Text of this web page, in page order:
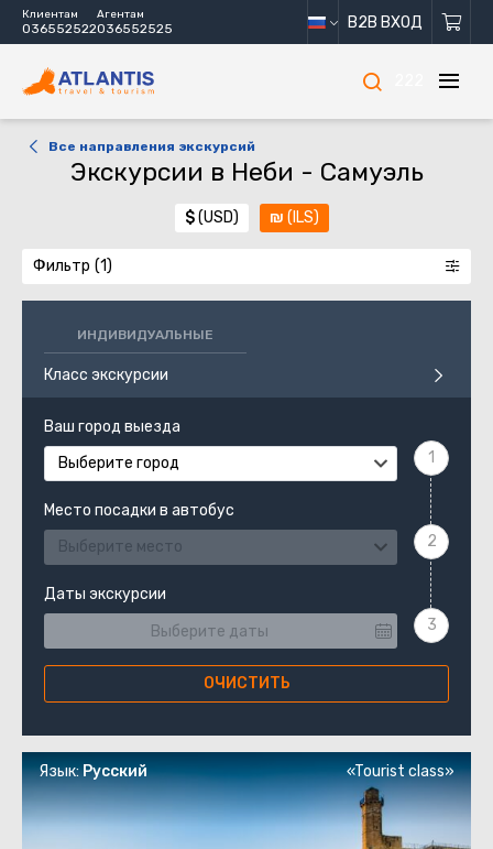
Клиентам
036552522
Агентам
036552525 B2B ВХОД
Все направления экскурсий
Экскурсии в Неби - Самуэль
$(USD) ₪ (ILS)
Фильтр
ИНДИВИДУАЛЬНЫЕ
Класс экскурсии
Ваш город выезда
Выберите город
Место посадки в автобус
Выберите место
Даты экскурсии
ОЧИСТИТЬ
Язык:Русский «Tourist class»